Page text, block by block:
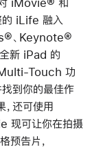
iMovie® 和
的 iLife 融入
、Keynote®
新 iPad 的
Touch 功
找到你的最佳作
，还可使用
现可让你在拍摄
预告片，